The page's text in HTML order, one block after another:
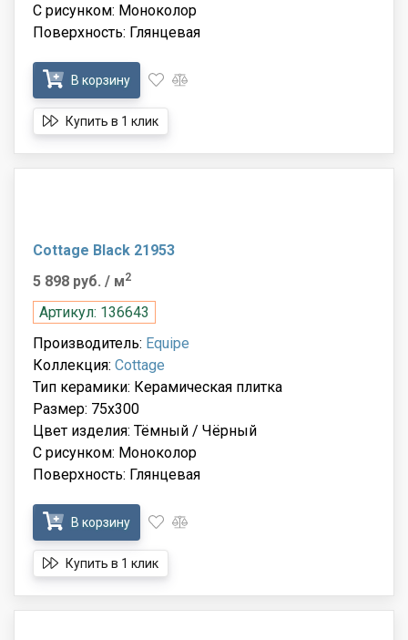
С рисунком: Моноколор
Поверхность: Глянцевая
В корзину
Купить в 1 клик
Cottage Black 21953
5 898 руб. / м2
Артикул: 136643
Производитель: Equipe
Коллекция: Cottage
Тип керамики: Керамическая плитка
Размер: 75x300
Цвет изделия: Тёмный / Чёрный
С рисунком: Моноколор
Поверхность: Глянцевая
В корзину
Купить в 1 клик